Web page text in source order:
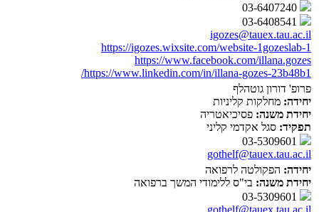
igozes@tauex.tau.ac.il
https://igozes.wixsite.com/website-1gozeslab-1
https://www.facebook.com/illana.gozes
https://www.linkedin.com/in/illana-gozes-23b48b1/
פרופ' דורון גוטהלף
יחידה: מחלקות קליניות
יחידת משנה: פסיכיאטריה
תפקיד: סגל אקדמי קליני
gothelf@tauex.tau.ac.il
יחידה: הפקולטה לרפואה
יחידת משנה: בי"ס ללימודי המשך ברפואה
gothelf@tauex.tau.ac.il